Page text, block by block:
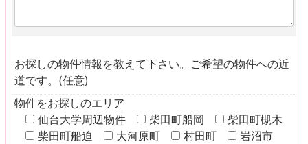
お探しの物件情報を教えて下さい。ご希望の物件への近
道です。(任意)
物件をお探しのエリア
仙台大学周辺物件
柴田町船岡
柴田町槻木
柴田町船迫
大河原町 村田町
岩沼市